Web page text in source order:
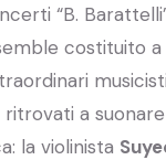
“B.
costituito a
a
la violinista